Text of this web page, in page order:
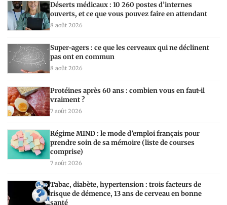
Déserts médicaux : 10 260 postes d’internes
ouverts, et ce que vous pouvez faire en attendant
8 août 2026
Super-agers : ce que les cerveaux qui ne déclinent
pas ont en commun
8 août 2026
Protéines après 60 ans : combien vous en faut-il
vraiment ?
7 août 2026
Régime MIND : le mode d’emploi français pour
prendre soin de sa mémoire (liste de courses
comprise)
7 août 2026
Tabac, diabète, hypertension : trois facteurs de
risque de démence, 13 ans de cerveau en bonne
santé